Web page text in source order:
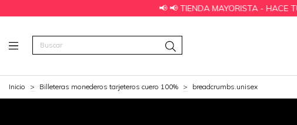
📢 📢 TIENDA MAYORISTA - HACE TU PEDIDO
Inicio > Billeteras monederos tarjeteros cuero 100% > breadcrumbs.unisex